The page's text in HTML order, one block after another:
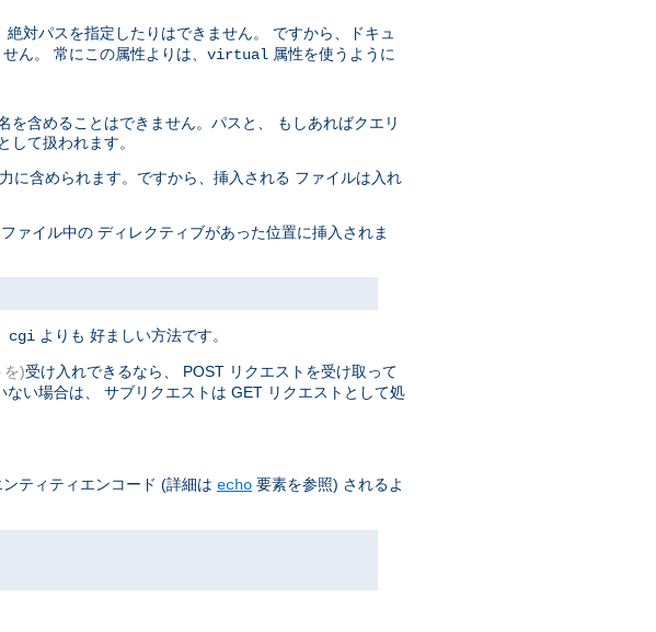
絶対パスを指定したりはできません。 ですから、ドキュ
ん。 常にこの属性よりは、 virtual 属性を使うように
含めることはできません。パスと、 もしあればクエリ
て扱われます。
に含められます。ですから、挿入される ファイルは入れ
ァイル中の ディレクティブがあった位置に挿入されま
cgi よりも 好ましい方法です。
を)受け入れできるなら、 POST リクエストを受け取って
い場合は、 サブリクエストは GET リクエストとして処
ティティエンコード (詳細は echo 要素を参照) されるよ